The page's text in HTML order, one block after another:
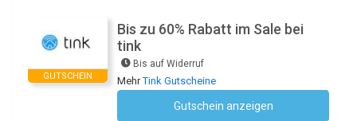
GUTSCHEIN
Bis zu 60% Rabatt im Sale bei
tink
Bis auf Widerruf
MehrTink Gutscheine
Gutschein anzeigen